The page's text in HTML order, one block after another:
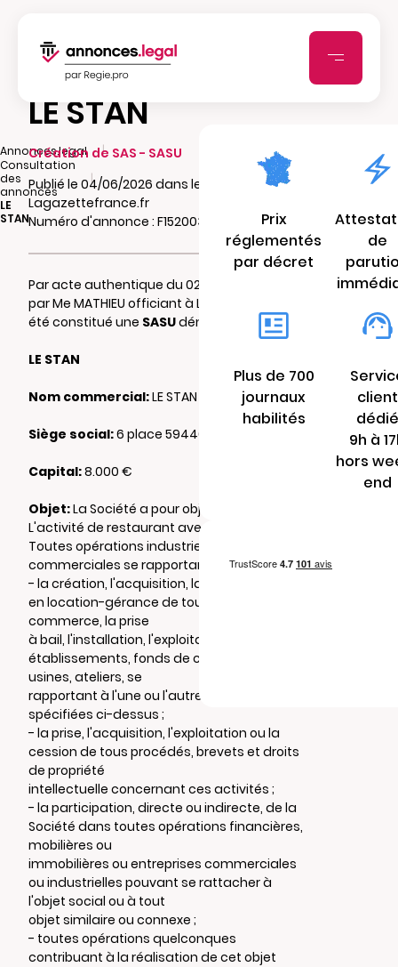
Annonces.legal
|
Consultation
des
annonces
|
LE
STAN
LE STAN
Création de SAS - SASU
Publié le 04/06/2026 dans le journal
Lagazettefrance.fr
Numéro d'annonce : F15200373wds3
Par acte authentique du 02/06/2026 reçu
par Me MATHIEU officiant à LANDRECIES il a
été constitué une SASUdénommée:
LE STAN
Nom commercial:LE STAN
Siège social:6 place 59440 ST AUBIN
Capital:8.000 €
Objet:La Société a pour objet, en France :
L'activité de restaurant avec service en salle
Toutes opérations industrielles et
commerciales se rapportant à :
- la création, l'acquisition, la location, la prise
en location-gérance de tous fonds de
commerce, la prise
à bail, l'installation, l'exploitation de tous
établissements, fonds de commerce,
usines, ateliers, se
rapportant à l'une ou l'autre des activités
spécifiées ci-dessus ;
- la prise, l'acquisition, l'exploitation ou la
cession de tous procédés, brevets et droits
de propriété
intellectuelle concernant ces activités ;
- la participation, directe ou indirecte, de la
Société dans toutes opérations financières,
mobilières ou
immobilières ou entreprises commerciales
ou industrielles pouvant se rattacher à
l'objet social ou à tout
objet similaire ou connexe ;
- toutes opérations quelconques
contribuant à la réalisation de cet objet
Prix
réglementés
par décret
de
Plus de 700
journaux
habilités
client
dédié
9h à
hors
end